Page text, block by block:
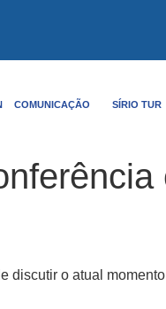
COMUNICAÇÃO SÍRIO TUR
discutir o atual